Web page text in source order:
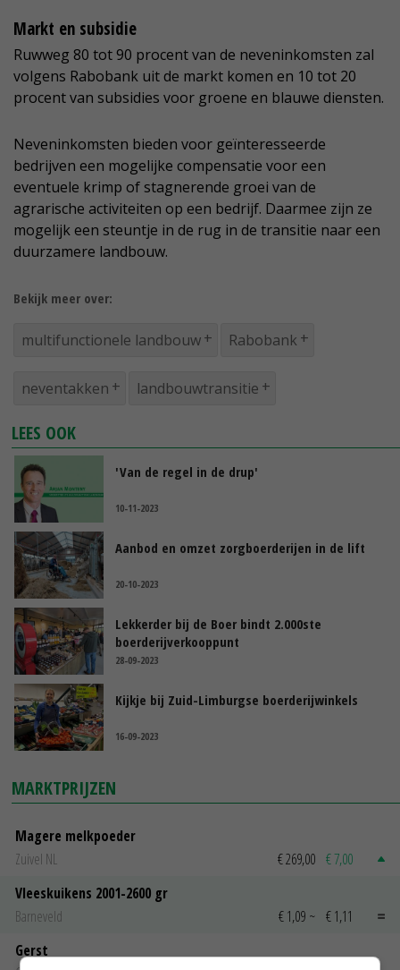
Markt en subsidie
Ruwweg 80 tot 90 procent van de neveninkomsten zal
volgens Rabobank uit de markt komen en 10 tot 20
procent van subsidies voor groene en blauwe diensten.
Neveninkomsten bieden voor geïnteresseerde
bedrijven een mogelijke compensatie voor een
eventuele krimp of stagnerende groei van de
agrarische activiteiten op een bedrijf. Daarmee zijn ze
mogelijk een steuntje in de rug in de transitie naar een
duurzamere landbouw.
Bekijk meer over:
multifunctionele landbouw Rabobank
neventakken landbouwtransitie
LEES OOK
'Van de regel in de drup'
10-11-2023
Aanbod en omzet zorgboerderijen in de lift
20-10-2023
Lekkerder bij de Boer bindt 2.000ste
boerderijverkooppunt
28-09-2023
Kijkje bij Zuid-Limburgse boerderijwinkels
16-09-2023
MARKTPRIJZEN
Magere melkpoeder
Zuivel NL
€ 269,00 € 7,00
Vleeskuikens 2001-2600 gr
Barneveld
€ 1,09 ~ € 1,11
Gerst